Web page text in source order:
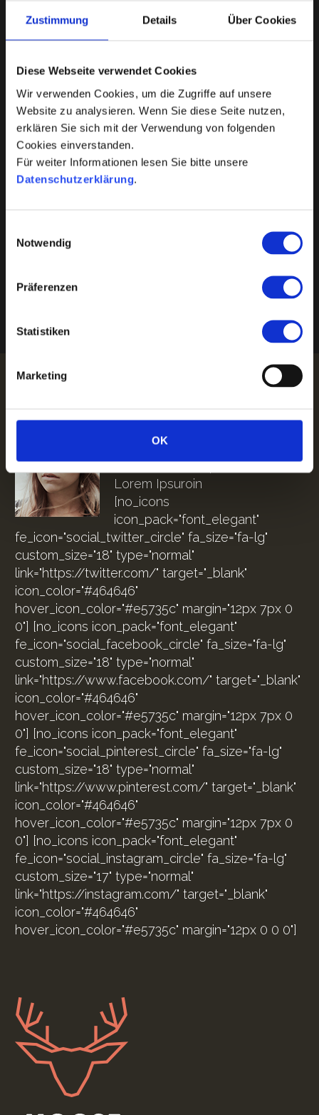
Zustimmung Details Über Cookies
Diese Webseite verwendet Cookies
Wir verwenden Cookies, um die Zugriffe auf unsere
Website zu analysieren. Wenn Sie diese Seite nutzen,
erklären Sie sich mit der Verwendung von folgenden
Cookies einverstanden.
Für weiter Informationen lesen Sie bitte unsere
Datenschutzerklärung.
Notwendig
Präferenzen
Statistiken
Marketing
OK
idee@wand.vision
Internetseiten von
NEULAND*MEDIA
PHILIPA DAY
This is Photoshop's version of
Lorem Ipsuroin
[no_icons
icon_pack="font_elegant"
fe_icon="social_twitter_circle" fa_size="fa-lg"
custom_size="18" type="normal"
link="https://twitter.com/" target="_blank"
icon_color="#464646"
hover_icon_color="#e5735c" margin="12px 7px 0
0"] [no_icons icon_pack="font_elegant"
fe_icon="social_facebook_circle" fa_size="fa-lg"
custom_size="18" type="normal"
link="https://www.facebook.com/" target="_blank"
icon_color="#464646"
hover_icon_color="#e5735c" margin="12px 7px 0
0"] [no_icons icon_pack="font_elegant"
fe_icon="social_pinterest_circle" fa_size="fa-lg"
custom_size="18" type="normal"
link="https://www.pinterest.com/" target="_blank"
icon_color="#464646"
hover_icon_color="#e5735c" margin="12px 7px 0
0"] [no_icons icon_pack="font_elegant"
fe_icon="social_instagram_circle" fa_size="fa-lg"
custom_size="17" type="normal"
link="https://instagram.com/" target="_blank"
icon_color="#464646"
hover_icon_color="#e5735c" margin="12px 0 0 0"]